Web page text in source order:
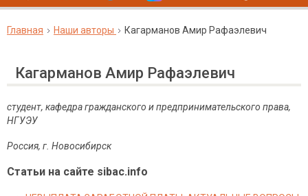
Главная Наши авторы Кагарманов Амир Рафаэлевич
Кагарманов Амир Рафаэлевич
студент, кафедра гражданского и предпринимательского права,
НГУЭУ
Россия, г. Новосибирск
Статьи на сайте sibac.info